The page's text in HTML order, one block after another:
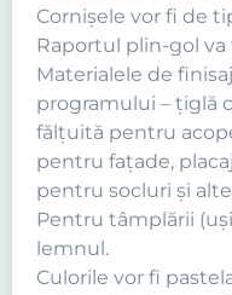
Cornişele vor fi de
Raportul plin-gol
Materialele de
programului – ţiglă
fălţuită pentru
pentru faţade,
pentru socluri şi
Pentru tâmplării
lemnul.
Culorile vor fi